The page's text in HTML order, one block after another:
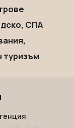
СПА
туризъм